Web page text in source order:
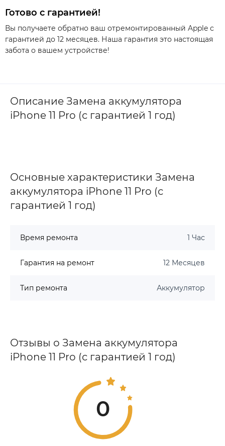
Готово с гарантией!
Вы получаете обратно ваш отремонтированный Apple с
гарантией до 12 месяцев. Наша гарантия это настоящая
забота о вашем устройстве!
Описание Замена аккумулятора
iPhone 11 Pro (с гарантией 1 год)
Основные характеристики Замена
аккумулятора iPhone 11 Pro (с
гарантией 1 год)
Время ремонта 1 Час
Гарантия на ремонт 12 Месяцев
Тип ремонта Аккумулятор
Отзывы о Замена аккумулятора
iPhone 11 Pro (с гарантией 1 год)
0